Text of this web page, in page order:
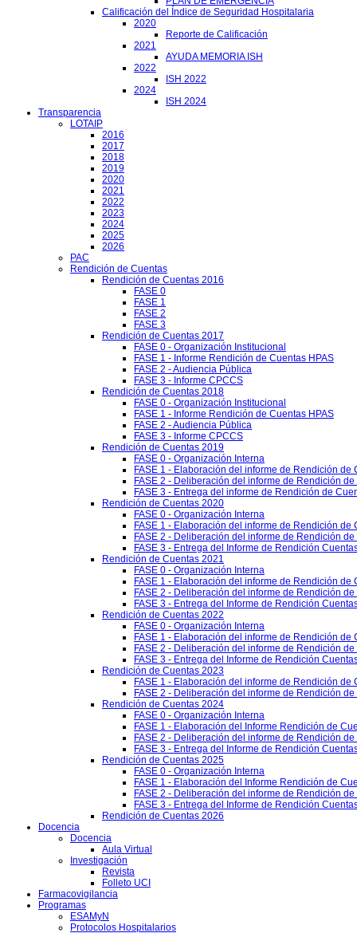
Calificación del Índice de Seguridad Hospitalaria
2020
Reporte de Calificación
2021
AYUDA MEMORIA ISH
2022
ISH 2022
2024
ISH 2024
Transparencia
LOTAIP
2016
2017
2018
2019
2020
2021
2022
2023
2024
2025
2026
PAC
Rendición de Cuentas
Rendición de Cuentas 2016
FASE 0
FASE 1
FASE 2
FASE 3
Rendición de Cuentas 2017
FASE 0 - Organización Institucional
FASE 1 - Informe Rendición de Cuentas HPAS
FASE 2 - Audiencia Pública
FASE 3 - Informe CPCCS
Rendición de Cuentas 2018
FASE 0 - Organización Institucional
FASE 1 - Informe Rendición de Cuentas HPAS
FASE 2 - Audiencia Pública
FASE 3 - Informe CPCCS
Rendición de Cuentas 2019
FASE 0 - Organización Interna
FASE 1 - Elaboración del informe de Rendición de
FASE 2 - Deliberación del informe de Rendición
FASE 3 - Entrega del informe de Rendición de
Rendición de Cuentas 2020
FASE 0 - Organización Interna
FASE 1 - Elaboración del informe de Rendición de
FASE 2 - Deliberación del informe de Rendición
FASE 3 - Entrega del Informe de Rendición
Rendición de Cuentas 2021
FASE 0 - Organización Interna
FASE 1 - Elaboración del informe de Rendición de
FASE 2 - Deliberación del informe de Rendición
FASE 3 - Entrega del Informe de Rendición
Rendición de Cuentas 2022
FASE 0 - Organización Interna
FASE 1 - Elaboración del informe de Rendición de
FASE 2 - Deliberación del informe de Rendición
FASE 3 - Entrega del Informe de Rendición
Rendición de Cuentas 2023
FASE 1 - Elaboración del informe de Rendición de
FASE 2 - Deliberación del informe de Rendición
Rendición de Cuentas 2024
FASE 0 - Organización Interna
FASE 1 - Elaboración del Informe Rendición de
FASE 2 - Deliberación del informe de Rendición
FASE 3 - Entrega del Informe de Rendición
Rendición de Cuentas 2025
FASE 0 - Organización Interna
FASE 1 - Elaboración del Informe Rendición de
FASE 2 - Deliberación del informe de Rendición
FASE 3 - Entrega del Informe de Rendición
Rendición de Cuentas 2026
Docencia
Docencia
Aula Virtual
Investigación
Revista
Folleto UCI
Farmacovigilancia
Programas
ESAMyN
Protocolos Hospitalarios